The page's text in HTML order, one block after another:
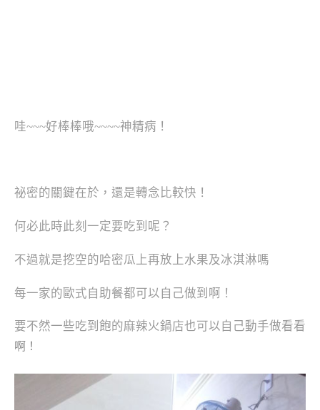
哇~~~好棒棒哦~~~~神精病！
祕密的關鍵在於，還是轉念比較快！
何必此時此刻一定要吃到呢？
不過就是挖空的哈密瓜上再放上水果及冰淇淋嗎
每一家的歐式自助餐都可以自己做到啊！
要不然一些吃到飽的麻辣火鍋店也可以自己動手做看看
啊！